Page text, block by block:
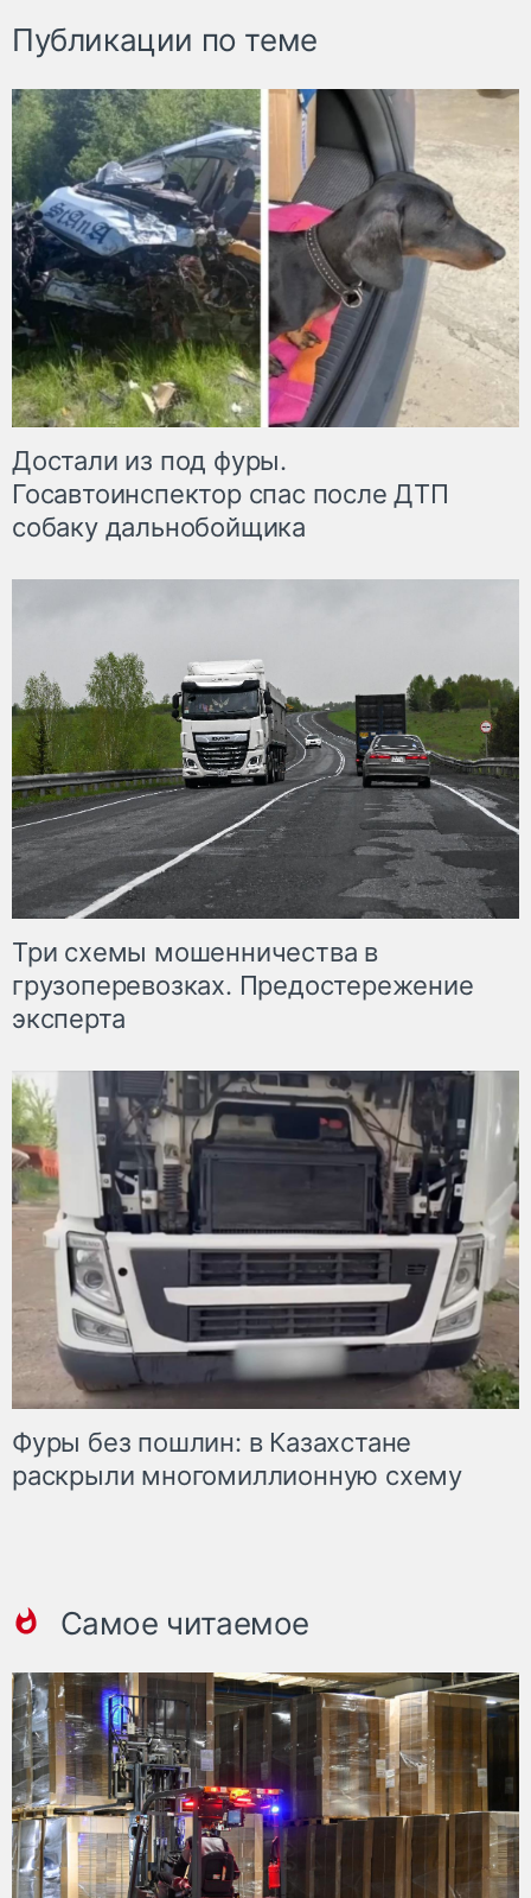
Публикации по теме
Достали из под фуры.
Госавтоинспектор спас после ДТП
собаку дальнобойщика
Три схемы мошенничества в
грузоперевозках. Предостережение
эксперта
Фуры без пошлин: в Казахстане
раскрыли многомиллионную схему
Самое читаемое